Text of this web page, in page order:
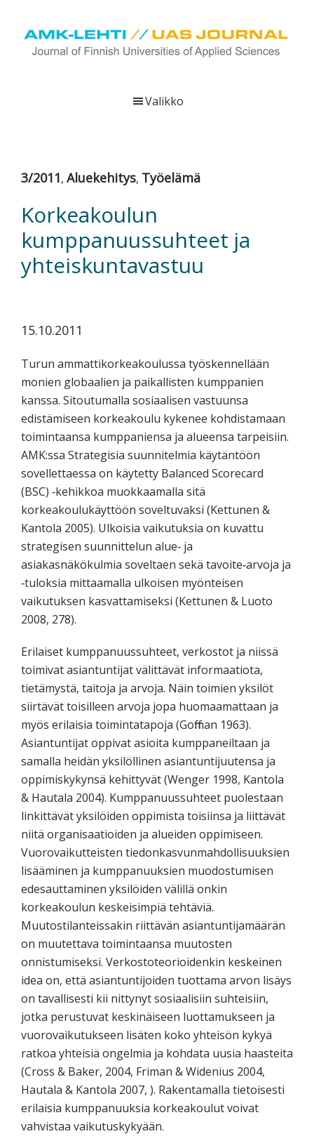
Hyppää
pääsisältöön
Hyppää
ensisijaiseen
Hyppää
alatunnisteeseen
viestittää
tutkimus-,
kehittämis-
innovaatiotoiminnasta
koskevasta
kaikille
kiinnostuneille.
Valikko
3/2011, Aluekehitys, Työelämä
Korkeakoulun
kumppanuussuhteet ja
yhteiskuntavastuu
15.10.2011
Turun ammattikorkeakoulussa työskennellään
monien globaalien ja paikallisten kumppanien
kanssa. Sitoutumalla sosiaalisen vastuunsa
edistämiseen korkeakoulu kykenee kohdistamaan
toimintaansa kumppaniensa ja alueensa tarpeisiin.
AMK:ssa Strategisia suunnitelmia käytäntöön
sovellettaessa on käytetty Balanced Scorecard
(BSC) ‐kehikkoa muokkaamalla sitä
korkeakoulukäyttöön soveltuvaksi (Kettunen &
Kantola 2005). Ulkoisia vaikutuksia on kuvattu
strategisen suunnittelun alue‐ ja
asiakasnäkökulmia soveltaen sekä tavoite‐arvoja ja
‐tuloksia mittaamalla ulkoisen myönteisen
vaikutuksen kasvattamiseksi (Kettunen & Luoto
2008, 278).
Erilaiset kumppanuussuhteet, verkostot ja niissä
toimivat asiantuntijat välittävät informaatiota,
tietämystä, taitoja ja arvoja. Näin toimien yksilöt
siirtävät toisilleen arvoja jopa huomaamattaan ja
myös erilaisia toimintatapoja (Goffman 1963).
Asiantuntijat oppivat asioita kumppaneiltaan ja
samalla heidän yksilöllinen asiantuntijuutensa ja
oppimiskykynsä kehittyvät (Wenger 1998, Kantola
& Hautala 2004). Kumppanuussuhteet puolestaan
linkittävät yksilöiden oppimista toisiinsa ja liittävät
niitä organisaatioiden ja alueiden oppimiseen.
Vuorovaikutteisten tiedonkasvunmahdollisuuksien
lisääminen ja kumppanuuksien muodostumisen
edesauttaminen yksilöiden välillä onkin
korkeakoulun keskeisimpiä tehtäviä.
Muutostilanteissakin riittävän asiantuntijamäärän
on muutettava toimintaansa muutosten
onnistumiseksi. Verkostoteorioidenkin keskeinen
idea on, että asiantuntijoiden tuottama arvon lisäys
on tavallisesti kii nittynyt sosiaalisiin suhteisiin,
jotka perustuvat keskinäiseen luottamukseen ja
vuorovaikutukseen lisäten koko yhteisön kykyä
ratkoa yhteisiä ongelmia ja kohdata uusia haasteita
(Cross & Baker, 2004, Friman & Widenius 2004,
Hautala & Kantola 2007, ). Rakentamalla tietoisesti
erilaisia kumppanuuksia korkeakoulut voivat
vahvistaa vaikutuskykyään.